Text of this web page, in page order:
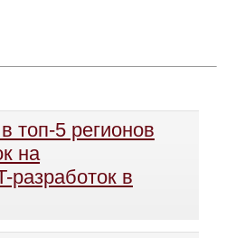
топ-5 регионов
на
разработок в